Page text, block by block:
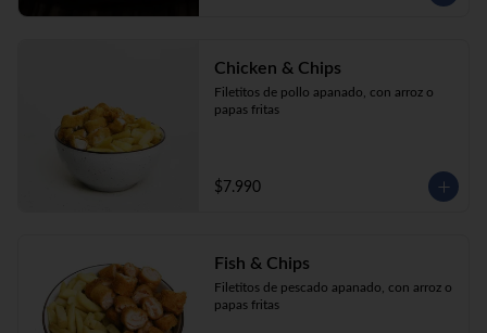
Chicken & Chips
Filetitos de pollo apanado, con arroz o
papas fritas
$7.990
Fish & Chips
Filetitos de pescado apanado, con arroz o
papas fritas